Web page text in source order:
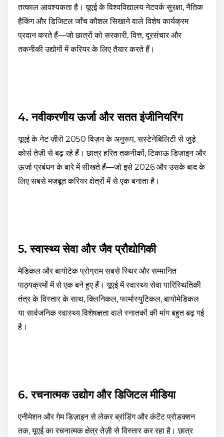
तत्काल आवश्यकता है। यूएई के विश्वविद्यालय नेटवर्क सुरक्षा, नैतिक
हैकिंग और डिजिटल जाँच कौशल सिखाने वाले विशेष कार्यक्रम
प्रदान करते हैं—जो छात्रों को सरकारी, वित्त, दूरसंचार और
तकनीकी उद्योगों में करियर के लिए तैयार करते हैं।
4. नवीकरणीय ऊर्जा और सतत इंजीनियरिंग
यूएई के नेट ज़ीरो 2050 विज़न के अनुरूप, सस्टेनेबिलिटी से जुड़े
कोर्स तेज़ी से बढ़ रहे हैं। छात्र हरित तकनीकों, टिकाऊ डिज़ाइन और
ऊर्जा प्रबंधन के बारे में सीखते हैं—जो इसे 2026 और उसके बाद के
लिए सबसे मज़बूत करियर क्षेत्रों में से एक बनाता है।
5. स्वास्थ्य सेवा और जैव प्रौद्योगिकी
मेडिकल और बायोटेक प्रोग्राम सबसे स्थिर और सम्मानित
पाठ्यक्रमों में से एक बने हुए हैं। यूएई में स्वास्थ्य सेवा पारिस्थितिकी
तंत्र के विस्तार के साथ, क्लिनिकल, फार्मास्युटिकल, बायोमेडिकल
या सार्वजनिक स्वास्थ्य विशेषज्ञता वाले स्नातकों की मांग बहुत बढ़ गई
है।
6. रचनात्मक उद्योग और डिजिटल मीडिया
एनीमेशन और गेम डिज़ाइन से लेकर ब्रांडिंग और कंटेंट प्रोडक्शन
तक, यूएई का रचनात्मक क्षेत्र तेज़ी से विस्तार कर रहा है। छात्र